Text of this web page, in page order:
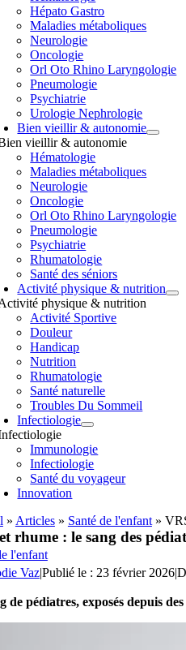
Hépato Gastro
Maladies métaboliques
Neurologie
Oncologie
Orl Oto Rhino Laryngologie
Pneumologie
Psychiatrie
Urologie Nephrologie
Bien vieillir & autonomie
vieillir & autonomie
Hématologie
Maladies métaboliques
Neurologie
Oncologie
Orl Oto Rhino Laryngologie
Pneumologie
Psychiatrie
Rhumatologie
Santé des séniors
Activité physique & nutrition
physique & nutrition
Activité Sportive
Douleur
Handicap
Nutrition
Rhumatologie
Santé naturelle
Troubles Du Sommeil
Infectiologie
Immunologie
Infectiologie
Santé du voyageur
Innovation
» Articles» Santé de l'enfant»
rhume : le sang des
l'enfant
Vaz|Publié le : 23 février 2026|
de pédiatres, exposés depuis